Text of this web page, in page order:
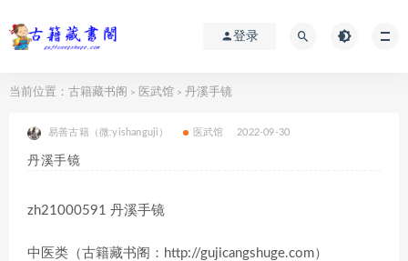
登录
当前位置： 古籍藏书阁 > 医武馆 > 丹溪手镜
易善古籍（微:yishanguji） 医武馆 2022-09-30
丹溪手镜
zh21000591 丹溪手镜
中医类（古籍藏书阁：http://gujicangshuge.com）